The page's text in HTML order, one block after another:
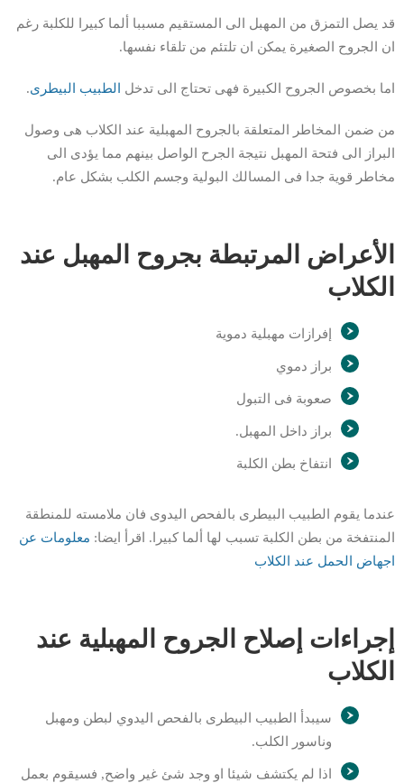
قد يصل التمزق من المهبل الى المستقيم مسببا ألما كبيرا للكلبة رغم
ان الجروح الصغيرة يمكن ان تلتئم من تلقاء نفسها.
اما بخصوص الجروح الكبيرة فهى تحتاج الى تدخل الطبيب البيطرى.
من ضمن المخاطر المتعلقة بالجروح المهبلية عند الكلاب هى وصول
البراز الى فتحة المهبل نتيجة الجرح الواصل بينهم مما يؤدى الى
مخاطر قوية جدا فى المسالك البولية وجسم الكلب بشكل عام.
الأعراض المرتبطة بجروح المهبل عند
الكلاب
إفرازات مهبلية دموية
براز دموي
صعوبة فى التبول
براز داخل المهبل.
انتفاخ بطن الكلبة
عندما يقوم الطبيب البيطرى بالفحص اليدوى فان ملامسته للمنطقة
المنتفخة من بطن الكلبة تسبب لها ألما كبيرا. اقرأ ايضا: معلومات عن
اجهاض الحمل عند الكلاب
إجراءات إصلاح الجروح المهبلية عند
الكلاب
سيبدأ الطبيب البيطرى بالفحص اليدوي لبطن ومهبل
وناسور الكلب.
اذا لم يكتشف شيئا او وجد شئ غير واضح, فسيقوم بعمل